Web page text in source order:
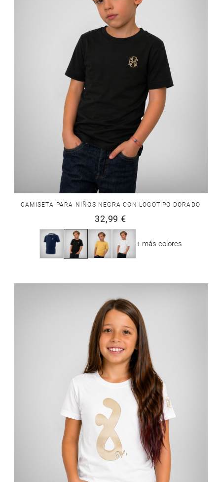
CAMISETA PARA NIÑOS NEGRA CON LOGOTIPO DORADO
32,99 €
+ más colores